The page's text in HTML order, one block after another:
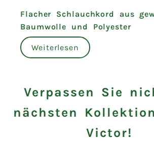
Flacher Schlauchkord aus
Baumwolle und Polyester
Weiterlesen
Verpassen Sie
nächsten
Victor!